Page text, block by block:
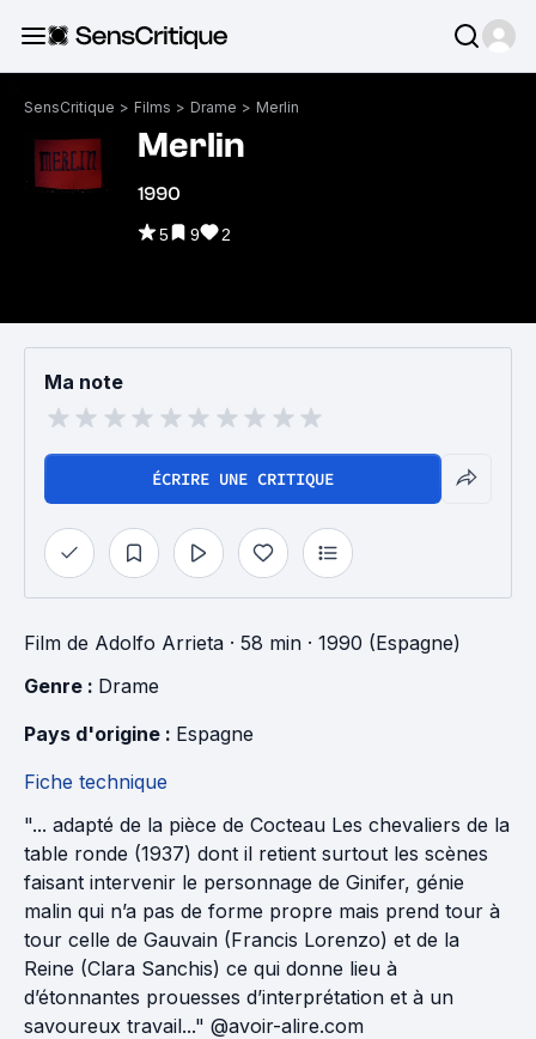
SensCritique > Films > Drame > Merlin
Merlin
1990
5 9 2
Ma note
ÉCRIRE UNE CRITIQUE
Film de Adolfo Arrieta · 58 min · 1990 (Espagne)
Genre : Drame
Pays d'origine : Espagne
Fiche technique
"... adapté de la pièce de Cocteau Les chevaliers de la
table ronde (1937) dont il retient surtout les scènes
faisant intervenir le personnage de Ginifer, génie
malin qui n’a pas de forme propre mais prend tour à
tour celle de Gauvain (Francis Lorenzo) et de la
Reine (Clara Sanchis) ce qui donne lieu à
d’étonnantes prouesses d’interprétation et à un
savoureux travail..." @avoir-alire.com